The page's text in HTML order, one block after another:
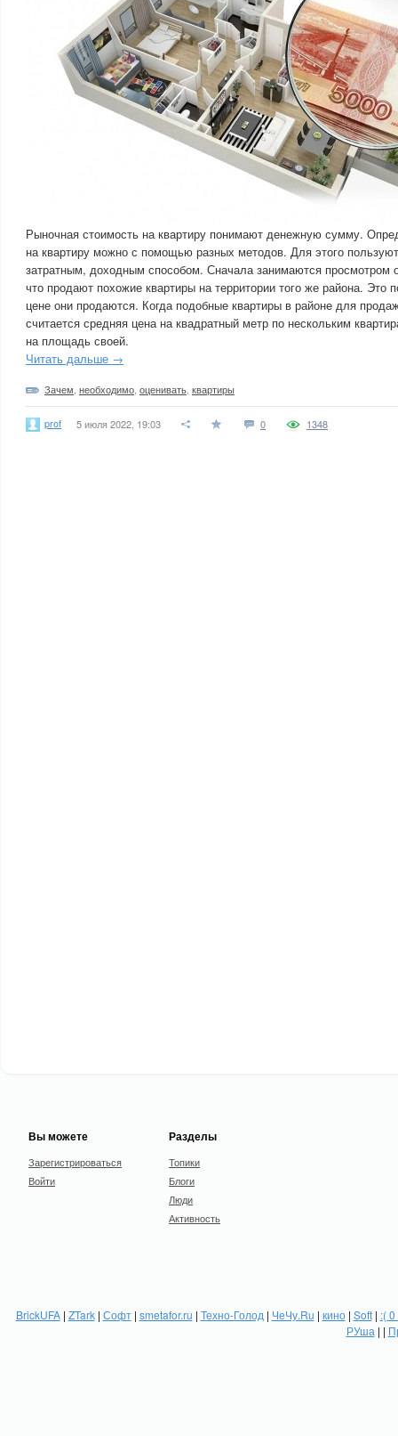
Рыночная стоимость на квартиру понимают денежную сумму.
на квартиру можно с помощью разных методов. Для этого
затратным, доходным способом. Сначала занимаются просмотром
что продают похожие квартиры на территории того же района. Это
цене они продаются. Когда подобные квартиры в районе для
считается средняя цена на квадратный метр по нескольким
на площадь своей.
Читать дальше →
Зачем необходимо оценивать квартиры
prof 5 июля 2022, 19:03 0 1348
Вы можете
Зарегистрироваться
Войти
Разделы
Топики
Блоги
Люди
Активность
BrickUFA| ZTark| Софт| smetafor.ru | Техно-Голод | ЧеЧу.Ru | кино| Soft| :(
РУша | |